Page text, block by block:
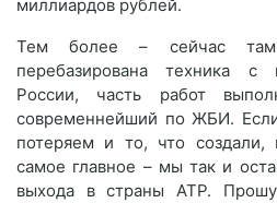
миллиардов рублей.
Тем более – сейчас там
перебазирована техника с
России, часть работ
современнейший по ЖБИ.
потеряем и то, что
самое главное – мы так и
выхода в страны АТР.